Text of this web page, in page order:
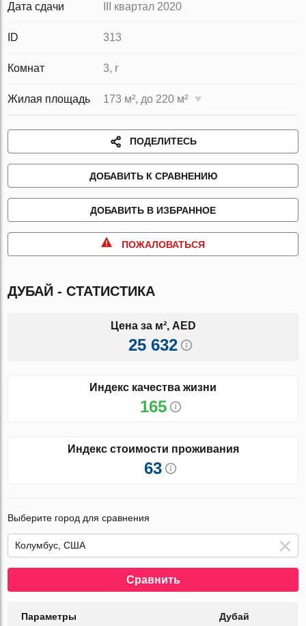
Дата сдачи III квартал 2020
ID 313
Комнат 3, r
Жилая площадь 173 м², до 220 м²
ПОДЕЛИТЕСЬ
ДОБАВИТЬ К СРАВНЕНИЮ
ДОБАВИТЬ В ИЗБРАННОЕ
ПОЖАЛОВАТЬСЯ
ДУБАЙ - СТАТИСТИКА
Цена за м², AED
25 632
Индекс качества жизни
165
Индекс стоимости проживания
63
Выберите город для сравнения
Сравнить
Параметры Дубай